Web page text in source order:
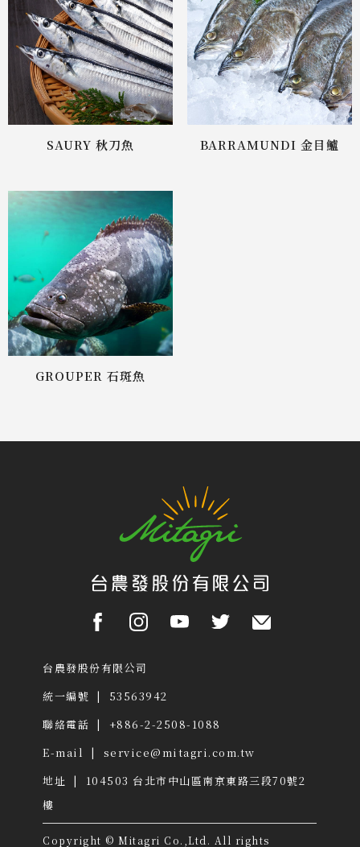
SAURY 秋刀魚 BARRAMUNDI 金目鱸
GROUPER 石斑魚
台農發股份有限公司
統一編號 | 53563942
聯絡電話 | +886-2-2508-1088
E-mail | service@mitagri.com.tw
地址 | 104503 台北市中山區南京東路三段70號2
樓
Copyright © Mitagri Co.,Ltd. All rights